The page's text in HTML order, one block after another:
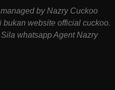
by Nazry Cuckoo
website official cuckoo.
whatsapp Agent Nazry